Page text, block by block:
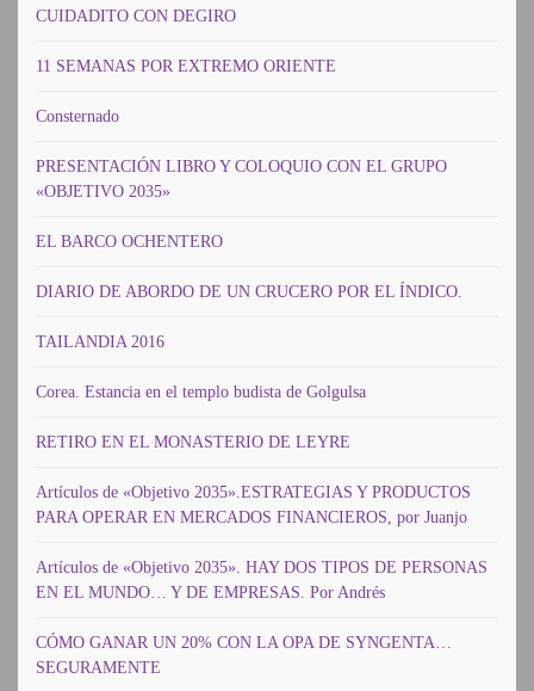
CUIDADITO CON DEGIRO
11 SEMANAS POR EXTREMO ORIENTE
Consternado
PRESENTACIÓN LIBRO Y COLOQUIO CON EL GRUPO
«OBJETIVO 2035»
EL BARCO OCHENTERO
DIARIO DE ABORDO DE UN CRUCERO POR EL ÍNDICO.
TAILANDIA 2016
Corea. Estancia en el templo budista de Golgulsa
RETIRO EN EL MONASTERIO DE LEYRE
Artículos de «Objetivo 2035».ESTRATEGIAS Y PRODUCTOS
PARA OPERAR EN MERCADOS FINANCIEROS, por Juanjo
Artículos de «Objetivo 2035». HAY DOS TIPOS DE PERSONAS
EN EL MUNDO… Y DE EMPRESAS. Por Andrés
CÓMO GANAR UN 20% CON LA OPA DE SYNGENTA…
SEGURAMENTE